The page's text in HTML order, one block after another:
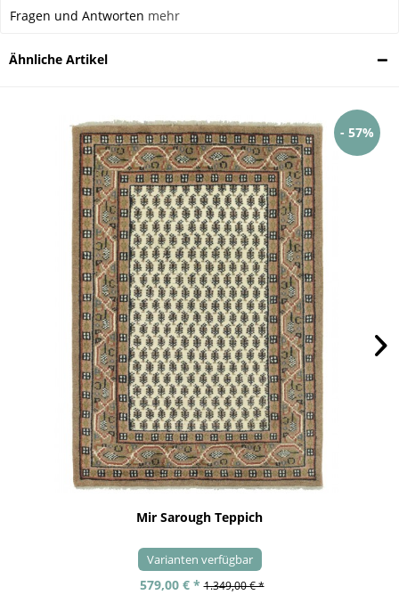
Fragen und Antworten mehr
Ähnliche Artikel
- 57%
Mir Sarough Teppich
Varianten verfügbar
579,00 € * 1.349,00 € *